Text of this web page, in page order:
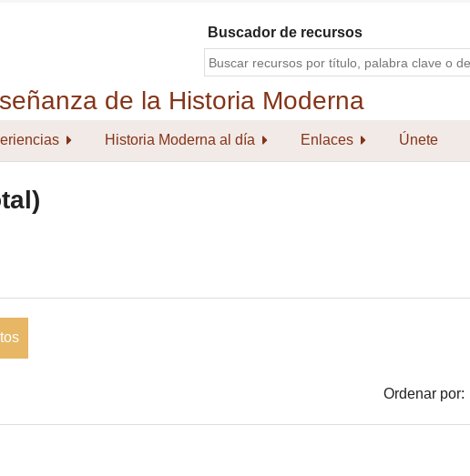
Buscador de recursos
Historia Moderna al día Enlaces Únete
Ordenar por: